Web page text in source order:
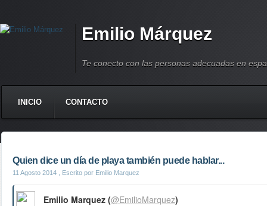
Emilio Márquez
Te conecto con las personas adecuadas en
INICIO CONTACTO
Quien dice un día de playa también puede hablar...
11 Agosto 2014 , Escrito por Emilio Marquez
Emilio Marquez (@EmilioMarquez)